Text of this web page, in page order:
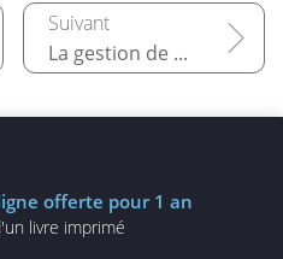
La gestion de services chez un organisme public
offerte pour 1 an
livre imprimé